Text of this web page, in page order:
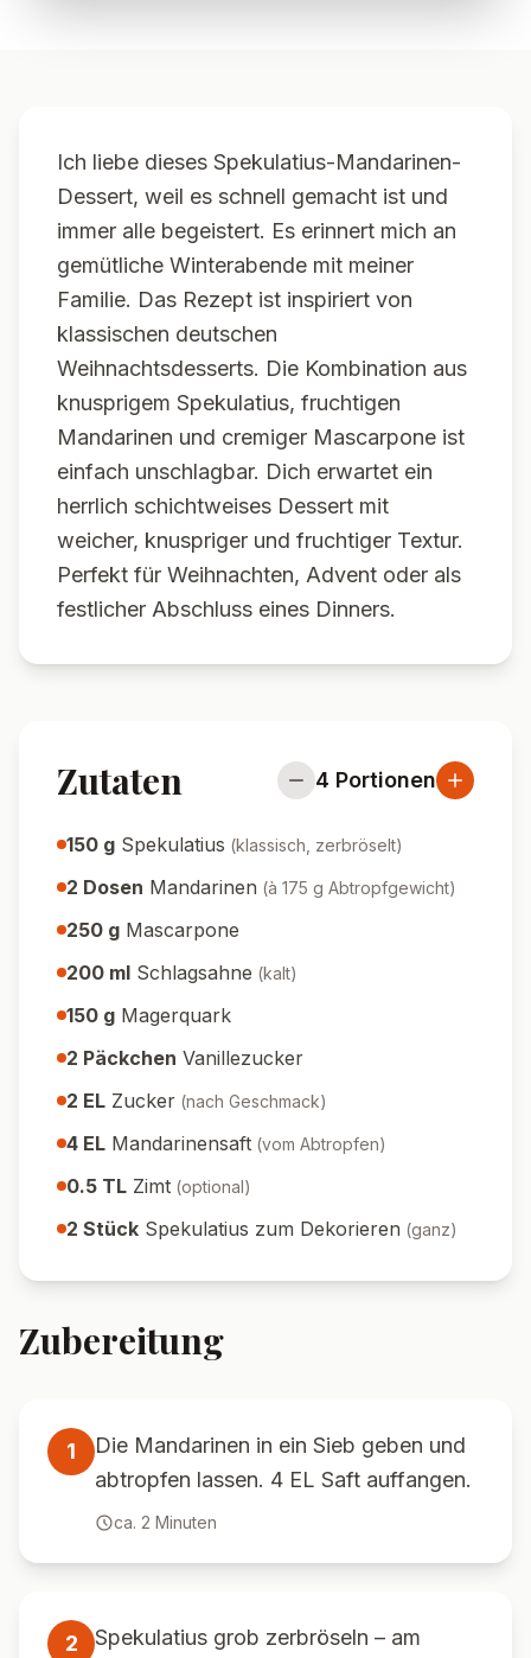
Ich liebe dieses Spekulatius-Mandarinen-
Dessert, weil es schnell gemacht ist und
immer alle begeistert. Es erinnert mich an
gemütliche Winterabende mit meiner
Familie. Das Rezept ist inspiriert von
klassischen deutschen
Weihnachtsdesserts. Die Kombination aus
knusprigem Spekulatius, fruchtigen
Mandarinen und cremiger Mascarpone ist
einfach unschlagbar. Dich erwartet ein
herrlich schichtweises Dessert mit
weicher, knuspriger und fruchtiger Textur.
Perfekt für Weihnachten, Advent oder als
festlicher Abschluss eines Dinners.
Zutaten 4 Portionen
150 g Spekulatius (klassisch, zerbröselt)
2 Dosen Mandarinen (à 175 g Abtropfgewicht)
250 g Mascarpone
200 ml Schlagsahne (kalt)
150 g Magerquark
2 Päckchen Vanillezucker
2 EL Zucker (nach Geschmack)
4 EL Mandarinensaft (vom Abtropfen)
0.5 TL Zimt (optional)
2 Stück Spekulatius zum Dekorieren (ganz)
Zubereitung
1
Die Mandarinen in ein Sieb geben und
abtropfen lassen. 4 EL Saft auffangen.
ca. 2 Minuten
2
Spekulatius grob zerbröseln – am